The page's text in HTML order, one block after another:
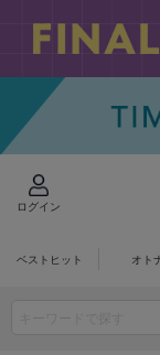
ログイン
ベストヒット オト